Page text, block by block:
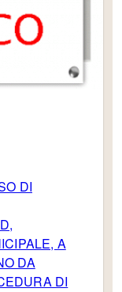
DI
A
DA
DI